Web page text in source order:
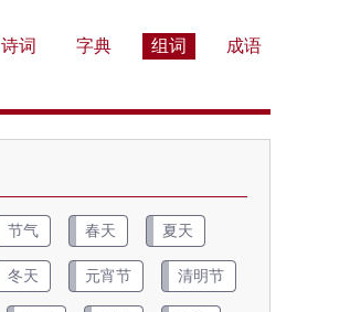
诗词 字典 组词 成语
节气 春天 夏天
冬天 元宵节 清明节